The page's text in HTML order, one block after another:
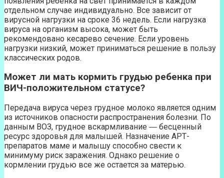
отдельном случае индивидуально. Все зависит от
вирусной нагрузки на сроке 36 недель. Если нагрузка
вируса на организм высока, может быть
рекомендовано кесарево сечение. Если уровень
нагрузки низкий, может приниматься решение в пользу
классических родов.
Может ли мать кормить грудью ребенка при
ВИЧ-положительном статусе?
Передача вируса через грудное молоко является одним
из источников опасности распространения болезни. По
данным ВОЗ, грудное вскармливание ― бесценный
ресурс здоровья для малышей. Назначение АРТ-
препаратов маме и малышу способно свести к
минимуму риск заражения. Однако решение о
кормлении грудью все же остается за матерью.